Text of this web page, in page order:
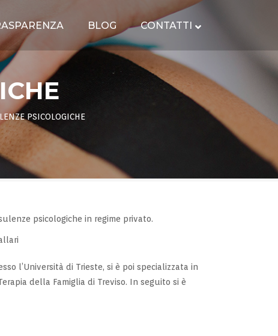
BLOG CONTATTI
PSICOLOGICHE
psicologiche in regime privato.
l’Università di Trieste, si è poi specializzata in
della Famiglia di Treviso. In seguito si è